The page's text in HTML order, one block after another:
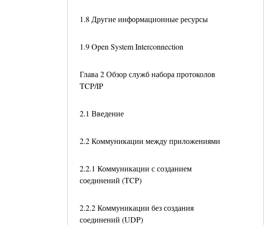
1.8 Другие информационные ресурсы
1.9 Open System Interconnection
Глава 2 Обзор служб набора протоколов
TCP/IP
2.1 Введение
2.2 Коммуникации между приложениями
2.2.1 Коммуникации с созданием
соединений (TCP)
2.2.2 Коммуникации без создания
соединений (UDP)